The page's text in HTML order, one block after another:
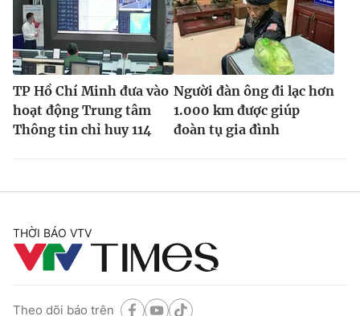
TP Hồ Chí Minh đưa vào
hoạt động Trung tâm
Thông tin chỉ huy 114
Người đàn ông đi lạc hơn
1.000 km được giúp
đoàn tụ gia đình
THỜI BÁO VTV
Theo dõi báo trên